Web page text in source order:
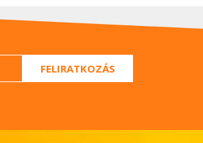
FELIRATKOZÁS